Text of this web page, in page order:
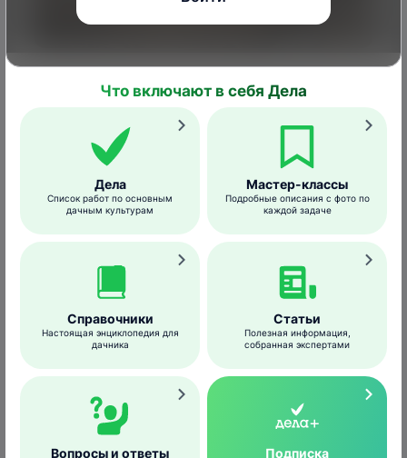
К выбору гнездового участка и постройке
гнезда птицы приступают примерно в
апреле. Гнездится рябинник иногда
одиночными парами, но чаще колониями –
как малыми, так и насчитывающими до
Тех, кто нарушит покой колонии,
особенно в период гнездования, ждет
массовая атака птиц – при приближении
врага рябинники с громким стрекотанием
атакуют его, нередко забрасывая
экскрементами.
Гнезда птицы устраивают высоко на
Что включают в себя Дела
Дела
Список работ по основным
дачным культурам
Мастер-классы
Подробные описания с фото по
каждой задаче
Справочники
Настоящая энциклопедия для
дачника
Статьи
Полезная информация,
собранная экспертами
Вопросы и ответы Подписка